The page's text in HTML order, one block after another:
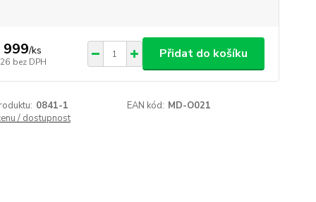
999/ks
bez DPH
Přidat do košíku
0841-1 EAN kód: MD-O021
/ dostupnost